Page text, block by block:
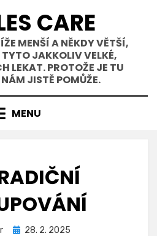
CARE
MENŠÍ A NĚKDY VĚTŠÍ,
JAKKOLIV VELKÉ,
LEKAT. PROTOŽE JE TU
JISTĚ POMŮŽE.
MENU
Zveřejněno
28. 2. 2025